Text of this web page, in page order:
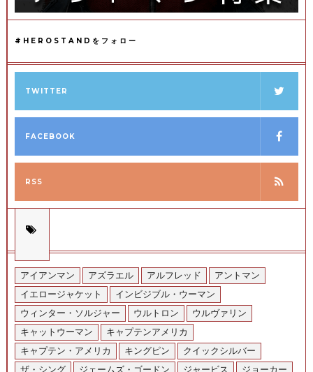
#HEROSTANDをフォロー
TWITTER
FACEBOOK
RSS
アイアンマン アズラエル アルフレッド
アントマン
イエロージャケット
インビジブル・ウーマン
ウィンター・ソルジャー
ウルトロン
ウルヴァリン
キャットウーマン
キャプテンアメリカ
キャプテン・アメリカ
キングピン
クイックシルバー